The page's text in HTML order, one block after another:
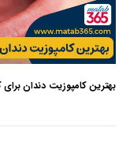
بهترین کامپوزیت دندان